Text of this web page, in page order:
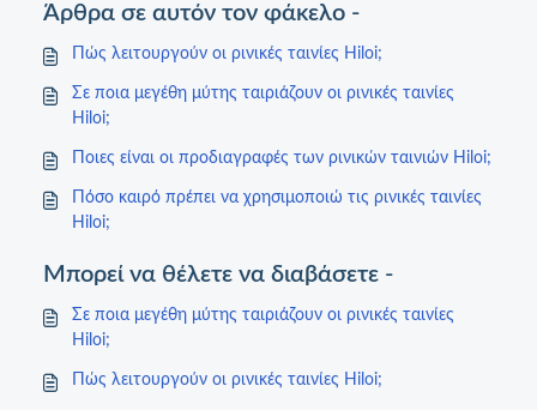
Άρθρα σε αυτόν τον φάκελο -
Πώς λειτουργούν οι ρινικές ταινίες Hiloi;
Σε ποια μεγέθη μύτης ταιριάζουν οι ρινικές ταινίες
Hiloi;
Ποιες είναι οι προδιαγραφές των ρινικών ταινιών Hiloi;
Πόσο καιρό πρέπει να χρησιμοποιώ τις ρινικές ταινίες
Hiloi;
Μπορεί να θέλετε να διαβάσετε -
Σε ποια μεγέθη μύτης ταιριάζουν οι ρινικές ταινίες
Hiloi;
Πώς λειτουργούν οι ρινικές ταινίες Hiloi;